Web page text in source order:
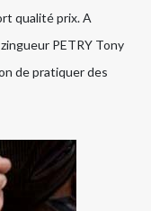
qualité prix. A
PETRY Tony
de pratiquer des